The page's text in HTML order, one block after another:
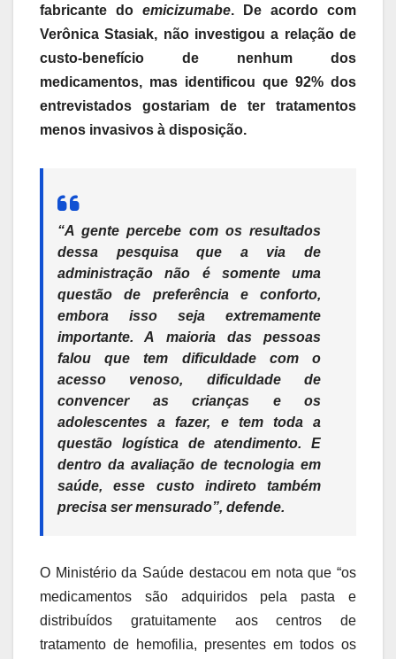
fabricante do emicizumabe. De acordo com
Verônica Stasiak, não investigou a relação de
custo-benefício de nenhum dos
medicamentos, mas identificou que 92% dos
entrevistados gostariam de ter tratamentos
menos invasivos à disposição.
“A gente percebe com os resultados
dessa pesquisa que a via de
administração não é somente uma
questão de preferência e conforto,
embora isso seja extremamente
importante. A maioria das pessoas
falou que tem dificuldade com o
acesso venoso, dificuldade de
convencer as crianças e os
adolescentes a fazer, e tem toda a
questão logística de atendimento. E
dentro da avaliação de tecnologia em
saúde, esse custo indireto também
precisa ser mensurado”, defende.
O Ministério da Saúde destacou em nota que “os
medicamentos são adquiridos pela pasta e
distribuídos gratuitamente aos centros de
tratamento de hemofilia, presentes em todos os